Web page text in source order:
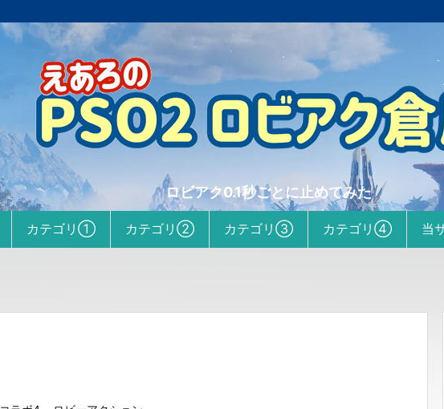
ロビアク0.1秒ごとに止めてみた
カテゴリ① カテゴリ② カテゴリ③ カテゴリ④ 当